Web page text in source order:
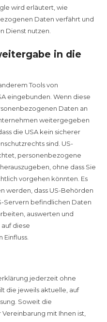
wird erläutert, wie
Daten verfährt und
Dienst nutzen.
in die
Tools von
eingebunden. Wenn diese
Daten an
weitergegeben
die USA kein sicherer
sind. US-
personenbezogene
ohne dass Sie
vorgehen könnten. Es
werden, dass US-Behörden
Servern befindlichen Daten
auswerten und
diese
jederzeit ohne
die jeweils aktuelle, auf
Soweit die
mit Ihnen ist,